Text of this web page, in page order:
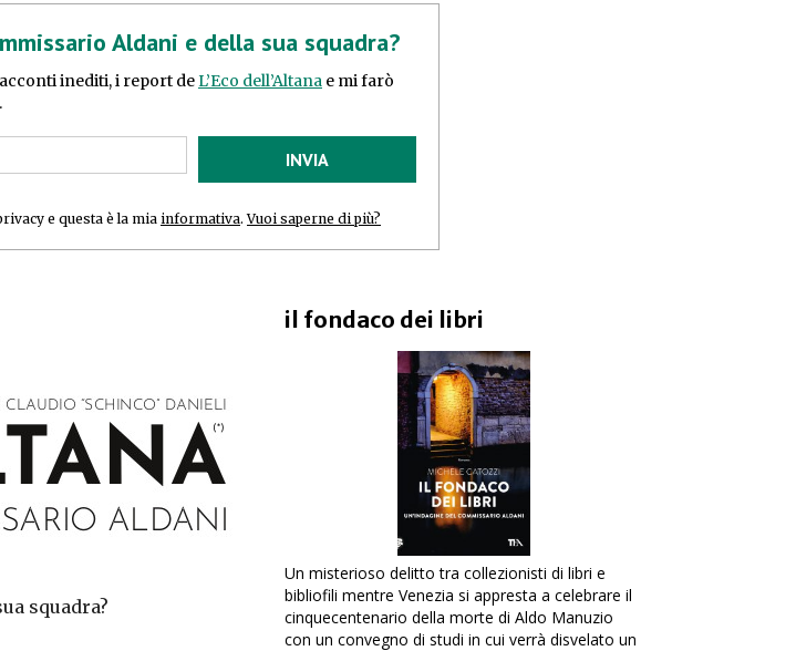
Aldani e della sua squadra?
inediti, i report deL’Eco dell’Altana e mi farò
INVIA
e questa è la miainformativa.Vuoi saperne di più?
squadra?
il fondaco dei libri
Un misterioso delitto tra collezionisti di libri e
bibliofili mentre Venezia si appresta a celebrare il
cinquecentenario della morte di Aldo Manuzio
con un convegno di studi in cui verrà disvelato un